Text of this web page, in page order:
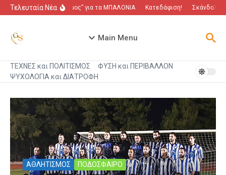
Μετάβαση στο περιεχόμενο
Τελευταία Νέα“Πόλεμος” για τα ΜΠΑΛΟΝΙΑ Κατεδάφιση! Σκάνδαλο
Main Menu
ΤΕΧΝΕΣ και ΠΟΛΙΤΙΣΜΟΣ
ΦΥΣΗ και ΠΕΡΙΒΑΛΛΟΝ
ΨΥΧΟΛΟΓΙΑ και ΔΙΑΤΡΟΦΗ
ΑΘΛΗΤΙΣΜΟΣ ΠΟΔΟΣΦΑΙΡΟ